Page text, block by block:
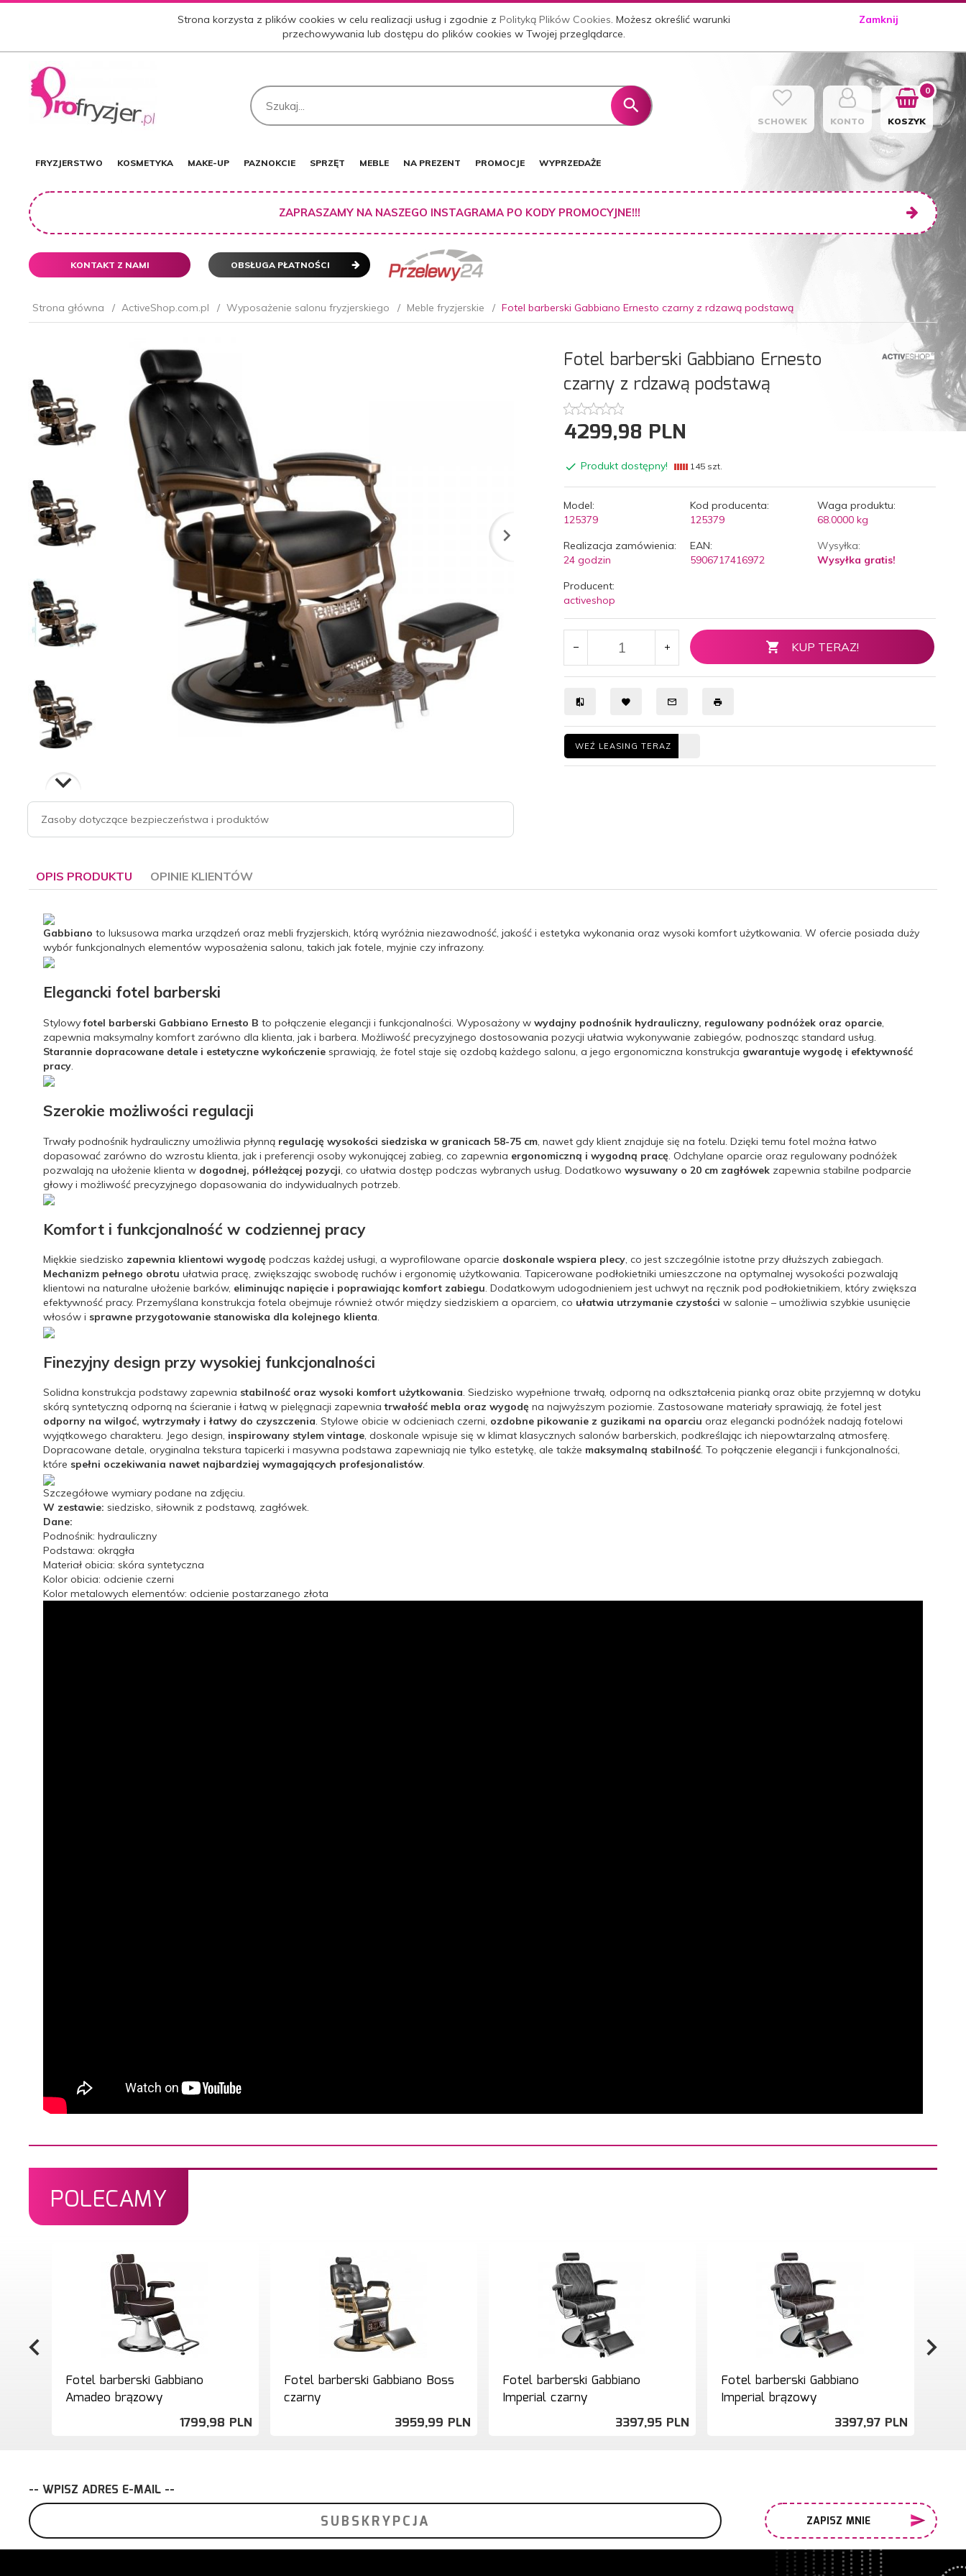
Strona korzysta z plików cookies w celu realizacji usług i zgodnie zPolityką Plików Cookies. Możesz określić warunki
przechowywania lub dostępu do plików cookies w Twojej przeglądarce.
Zamknij
SCHOWEK KONTO KOSZYK
0
FRYZJERSTWO KOSMETYKA MAKE-UP PAZNOKCIE SPRZĘT MEBLE NA PREZENT PROMOCJE WYPRZEDAŻE
ZAPRASZAMY NA NASZEGO INSTAGRAMA PO KODY PROMOCYJNE!!!
KONTAKT Z NAMI OBSŁUGA PŁATNOŚCI
Strona główna ActiveShop.com.pl Wyposażenie salonu fryzjerskiego Meble fryzjerskie Fotel barberski Gabbiano Ernesto czarny z rdzawą podstawą
Zasoby dotyczące bezpieczeństwa i produktów
Fotel barberski Gabbiano Ernesto
czarny z rdzawą podstawą
4299,98 PLN
Produkt dostępny! 145 szt.
Model:
125379
Kod producenta:
125379
Waga produktu:
68.0000 kg
Realizacja zamówienia:
24 godzin
EAN:
5906717416972
Wysyłka:
Wysyłka gratis!
Producent:
activeshop
KUP TERAZ!
WEŹ LEASING TERAZ
OPIS PRODUKTU OPINIE KLIENTÓW
Gabbiano to luksusowa marka urządzeń oraz mebli fryzjerskich, którą wyróżnia niezawodność, jakość i estetyka wykonania oraz wysoki komfort użytkowania. W ofercie posiada duży
wybór funkcjonalnych elementów wyposażenia salonu, takich jak fotele, myjnie czy infrazony.
Elegancki fotel barberski
Stylowyfotel barberski Gabbiano Ernesto B to połączenie elegancji i funkcjonalności. Wyposażony w wydajny podnośnik hydrauliczny, regulowany podnóżek oraz oparcie,
zapewnia maksymalny komfort zarówno dla klienta, jak i barbera. Możliwość precyzyjnego dostosowania pozycji ułatwia wykonywanie zabiegów, podnosząc standard usług.
Starannie dopracowane detale i estetyczne wykończenie sprawiają, że fotel staje się ozdobą każdego salonu, a jego ergonomiczna konstrukcja gwarantuje wygodę i efektywność
pracy.
Szerokie możliwości regulacji
Trwały podnośnik hydrauliczny umożliwia płynną regulację wysokości siedziska w granicach 58-75 cm , nawet gdy klient znajduje się na fotelu. Dzięki temu fotel można łatwo
dopasować zarówno do wzrostu klienta, jak i preferencji osoby wykonującej zabieg, co zapewnia ergonomiczną i wygodną pracę . Odchylane oparcie oraz regulowany podnóżek
pozwalają na ułożenie klienta w dogodnej, półleżącej pozycji , co ułatwia dostęp podczas wybranych usług. Dodatkowo wysuwany o 20 cm zagłówek zapewnia stabilne podparcie
głowy i możliwość precyzyjnego dopasowania do indywidualnych potrzeb.
Komfort i funkcjonalność w codziennej pracy
Miękkie siedzisko zapewnia klientowi wygodę podczas każdej usługi, a wyprofilowane oparcie doskonale wspiera plecy, co jest szczególnie istotne przy dłuższych zabiegach.
Mechanizm pełnego obrotu ułatwia pracę, zwiększając swobodę ruchów i ergonomię użytkowania. Tapicerowane podłokietniki umieszczone na optymalnej wysokości pozwalają
klientowi na naturalne ułożenie barków, eliminując napięcie i poprawiając komfort zabiegu. Dodatkowym udogodnieniem jest uchwyt na ręcznik pod podłokietnikiem, który zwiększa
efektywność pracy. Przemyślana konstrukcja fotela obejmuje również otwór między siedziskiem a oparciem, co ułatwia utrzymanie czystości w salonie – umożliwia szybkie usunięcie
włosów i sprawne przygotowanie stanowiska dla kolejnego klienta.
Finezyjny design przy wysokiej funkcjonalności
Solidna konstrukcja podstawy zapewnia stabilność oraz wysoki komfort użytkowania. Siedzisko wypełnione trwałą, odporną na odkształcenia pianką oraz obite przyjemną w dotyku
skórą syntetyczną odporną na ścieranie i łatwą w pielęgnacji zapewniatrwałość mebla oraz wygodę na najwyższym poziomie. Zastosowane materiały sprawiają, że fotel jest
odporny na wilgoć, wytrzymały i łatwy do czyszczenia. Stylowe obicie w odcieniach czerni, ozdobne pikowanie z guzikami na oparciu oraz elegancki podnóżek nadają fotelowi
wyjątkowego charakteru. Jego design, inspirowany stylem vintage, doskonale wpisuje się w klimat klasycznych salonów barberskich, podkreślając ich niepowtarzalną atmosferę.
Dopracowane detale, oryginalna tekstura tapicerki i masywna podstawa zapewniają nie tylko estetykę, ale także maksymalną stabilność. To połączenie elegancji i funkcjonalności,
które spełni oczekiwania nawet najbardziej wymagających profesjonalistów.
Szczegółowe wymiary podane na zdjęciu.
W zestawie: siedzisko, siłownik z podstawą, zagłówek.
Dane:
Podnośnik: hydrauliczny
Podstawa: okrągła
Materiał obicia: skóra syntetyczna
Kolor obicia: odcienie czerni
Kolor metalowych elementów: odcienie postarzanego złota
POLECAMY
Fotel barberski Gabbiano
Amadeo brązowy
1799,98 PLN
Fotel barberski Gabbiano Boss
czarny
3959,99 PLN
Fotel barberski Gabbiano
Imperial czarny
3397,95 PLN
Fotel barberski Gabbiano
Imperial brązowy
3397,97 PLN
-- WPISZ ADRES E-MAIL --
ZAPISZ MNIE